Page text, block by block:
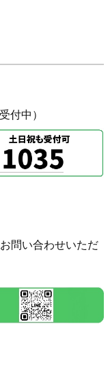
付中）
問い合わせいただ